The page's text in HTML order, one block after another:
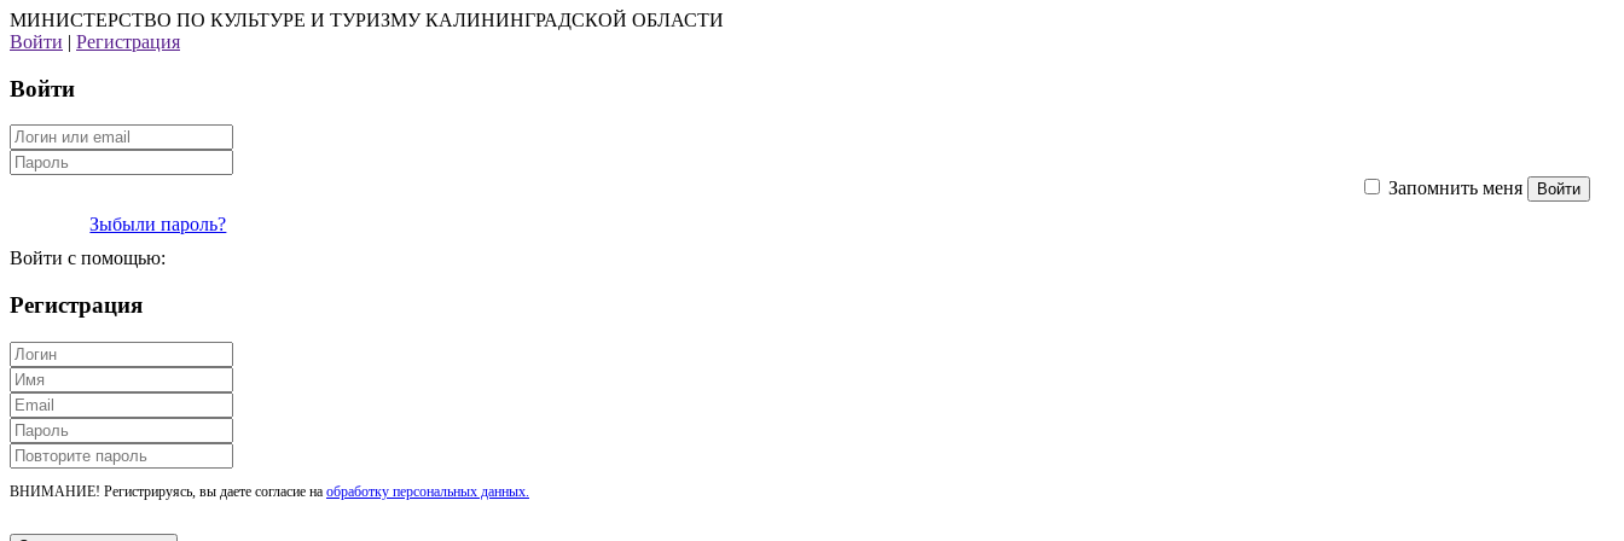
МИНИСТЕРСТВО ПО КУЛЬТУРЕ И ТУРИЗМУ КАЛИНИНГРАДСКОЙ ОБЛАСТИ
Войти | Регистрация
Войти
Запомнить меня
Зыбыли пароль?
Войти с помощью:
Регистрация
ВНИМАНИЕ! Регистрируясь, вы даете согласие на обработку персональных данных.